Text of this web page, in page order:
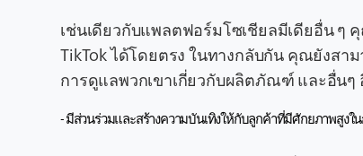
เช่นเดียวกับแพลตฟอร์มโซเชียลมีเดียอื่น ๆ
TikTok ได้โดยตรง ในทางกลับกัน คุณยังสา
การดูแลพวกเขาเกี่ยวกับผลิตภัณฑ์ และอื่นๆ
- มีส่วนร่วมและสร้างความบันเทิงให้กับลูกค้าที่มีศักยภาพสูงใ